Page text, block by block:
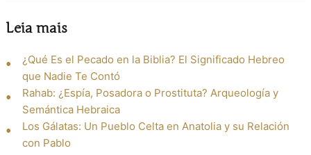
Leia mais
¿Qué Es el Pecado en la Biblia? El Significado Hebreo
que Nadie Te Contó
Rahab: ¿Espía, Posadora o Prostituta? Arqueología y
Semántica Hebraica
Los Gálatas: Un Pueblo Celta en Anatolia y su Relación
con Pablo